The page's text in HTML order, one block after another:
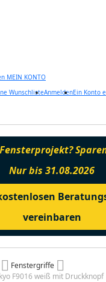
MEIN KONTO
WunschlisteAnmeldenEin Konto
Nur bis 31.08.2026
vereinbaren
Fenstergriffe
F9016 weiß mit Druckknopf